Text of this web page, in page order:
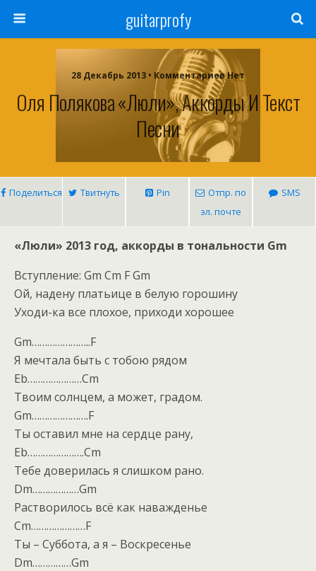
guitarprofy
28 Декабрь 2013 • Комментариев Нет
Оля Полякова «Люли», Аккорды И Текст
Песни
Поделиться Твитнуть Pin
Отпр. по
эл. почте
SMS
«Люли» 2013 год, аккорды в тональности Gm
Вступление: Gm Cm F Gm
Ой, надену платьице в белую горошину
Уходи-ка все плохое, приходи хорошее
Gm…………………..F
Я мечтала быть с тобою рядом
Eb…………………Cm
Твоим солнцем, а может, градом.
Gm………………….F
Ты оставил мне на сердце рану,
Eb………………….Cm
Тебе доверилась я слишком рано.
Dm………………Gm
Растворилось всё как наважденье
Cm…………………F
Ты – Суббота, а я – Воскресенье
Dm……………Gm